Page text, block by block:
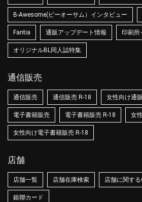
B-Awesome(ビーオーサム）インタビュー
Fantia 通販アップデート情報 印刷所
オリジナルBL同人誌特集
通信販売
通信販売 通信販売 R-18 女性向け通販
電子書籍販売 電子書籍販売 R-18 女
女性向け電子書籍販売 R-18
店舗
店舗一覧 店舗在庫検索 店舗に関する
銀聯カード